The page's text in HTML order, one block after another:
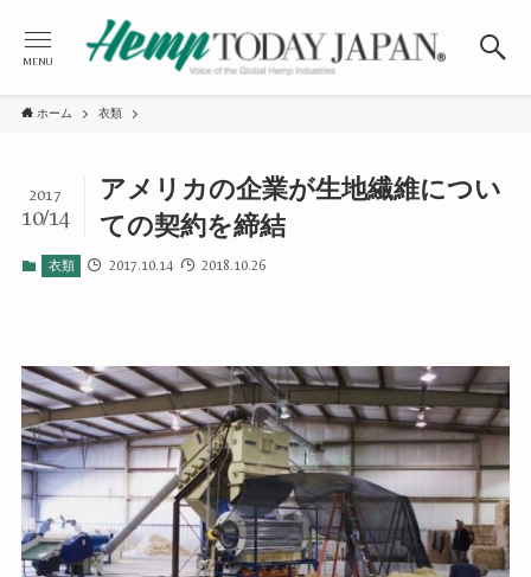
MENU
ホーム 衣類
アメリカの企業が生地繊維につい
ての契約を締結
2017
10/14
衣類 2017.10.14 2018.10.26